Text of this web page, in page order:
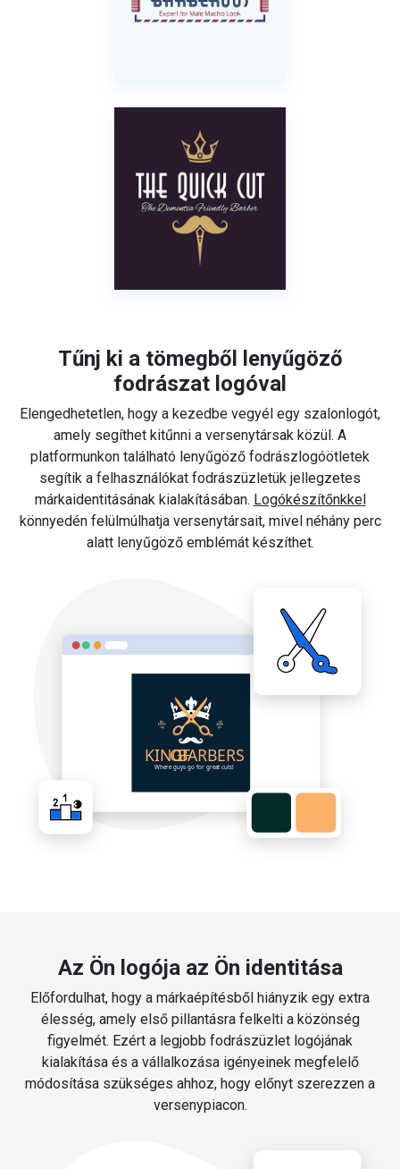
Tűnj ki a tömegből lenyűgöző
fodrászat logóval
Elengedhetetlen, hogy a kezedbe vegyél egy szalonlogót,
amely segíthet kitűnni a versenytársak közül. A
platformunkon található lenyűgöző fodrászlogóötletek
segítik a felhasználókat fodrászüzletük jellegzetes
márkaidentitásának kialakításában. Logókészítőnkkel
könnyedén felülmúlhatja versenytársait, mivel néhány perc
alatt lenyűgöző emblémát készíthet.
Az Ön logója az Ön identitása
Előfordulhat, hogy a márkaépítésből hiányzik egy extra
élesség, amely első pillantásra felkelti a közönség
figyelmét. Ezért a legjobb fodrászüzlet logójának
kialakítása és a vállalkozása igényeinek megfelelő
módosítása szükséges ahhoz, hogy előnyt szerezzen a
versenypiacon.